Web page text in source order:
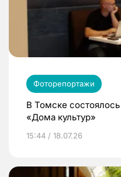
Фоторепортажи
В Томске
«Дома культур»
15:44 / 18.07.26